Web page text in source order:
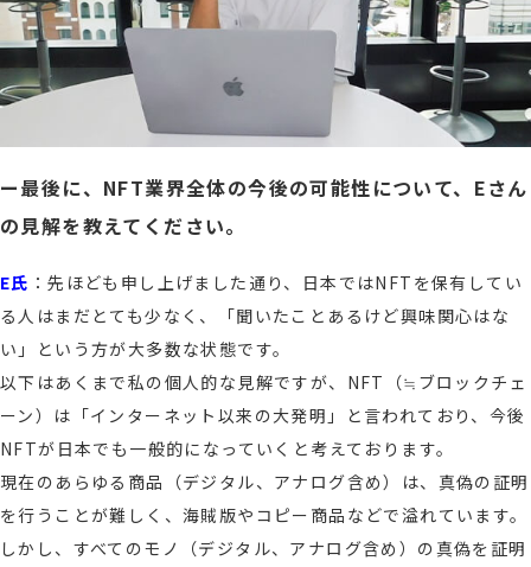
ー最後に、NFT業界全体の今後の可能性について、Eさん
の見解を教えてください。
E氏 ：先ほども申し上げました通り、日本ではNFTを保有してい
る人はまだとても少なく、「聞いたことあるけど興味関心はな
い」という方が大多数な状態です。
以下はあくまで私の個人的な見解ですが、NFT（≒ブロックチェ
ーン）は「インターネット以来の大発明」と言われており、今後
NFTが日本でも一般的になっていくと考えております。
現在のあらゆる商品（デジタル、アナログ含め）は、真偽の証明
を行うことが難しく、海賊版やコピー商品などで溢れています。
しかし、すべてのモノ（デジタル、アナログ含め）の真偽を証明